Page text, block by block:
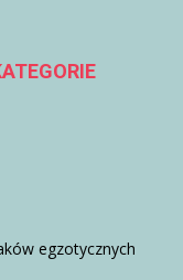
egzotycznych